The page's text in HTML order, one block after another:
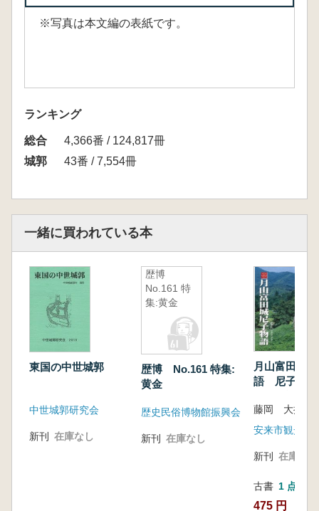
※写真は本文編の表紙です。
ランキング
総合
4,366番 / 124,817冊
城郭
43番 / 7,554冊
一緒に買われている本
東国の中世城郭
中世城郭研究会
新刊 在庫なし
歴博
No.161 特
集:黄金
歴博 No.161 特集:
黄金
歴史民俗博物館振興会
新刊 在庫なし
月山富田城
語 尼子ハン
藤岡 大拙 編
新刊 在庫なし
古書 1 点
475 円